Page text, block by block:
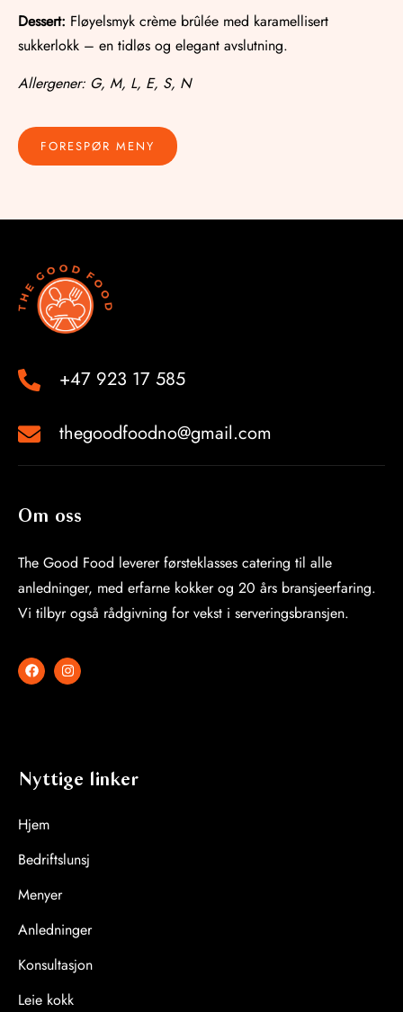
Dessert: Fløyelsmyk crème brûlée med karamellisert
sukkerlokk – en tidløs og elegant avslutning.
Allergener: G, M, L, E, S, N
FORESPØR MENY
+47 923 17 585
thegoodfoodno@gmail.com
Om oss
The Good Food leverer førsteklasses catering til alle
anledninger, med erfarne kokker og 20 års bransjeerfaring.
Vi tilbyr også rådgivning for vekst i serveringsbransjen.
Nyttige linker
Hjem
Bedriftslunsj
Menyer
Anledninger
Konsultasjon
Leie kokk